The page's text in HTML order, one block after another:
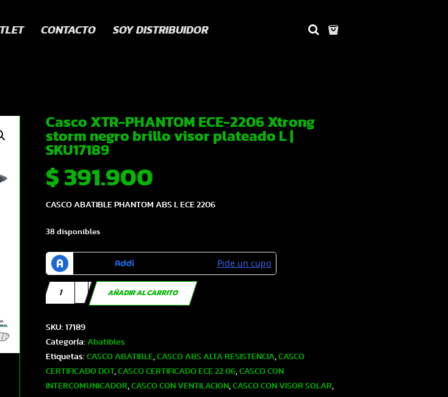
CONTACTO SOY DISTRIBUIDOR
Casco XTR-PHANTOM ECE-2206 Xtrong
storm negro brillo visor plateado L |
SKU17189
$ 391.900
CASCO ABATIBLE PHANTOM ABS L ECE 2206
38 disponibles
Casco
XTR-
ECE-
2206
Xtrong
storm
negro
AÑADIR AL CARRITO
SKU: 17189
Categoría: Abatibles
Etiquetas: CASCO ABATIBLE, CASCO ABS ALTA RESISTENCIA, CASCO
CERTIFICADO DOT, CASCO CERTIFICADO ECE 22.06, CASCO CON
INTERCOMUNICADOR, CASCO CON VENTILACION, CASCO CON VISOR SOLAR,